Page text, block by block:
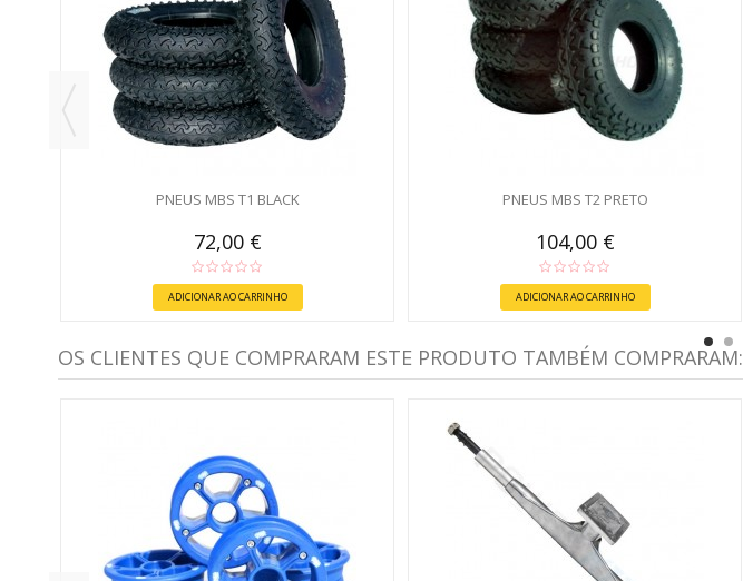
PNEUS MBS T1 BLACK
72,00 €
ADICIONAR AO CARRINHO
PNEUS MBS T2 PRETO
104,00 €
ADICIONAR AO CARRINHO
OS CLIENTES QUE COMPRARAM ESTE PRODUTO TAMBÉM COMPRARAM: